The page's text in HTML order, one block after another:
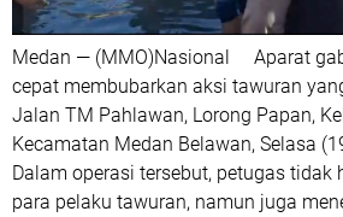
Medan — (MMO)Nasional Aparat
cepat membubarkan aksi tawuran
Jalan TM Pahlawan, Lorong Papan,
Kecamatan Medan Belawan, Selasa
Dalam operasi tersebut, petugas tidak
para pelaku tawuran, namun juga